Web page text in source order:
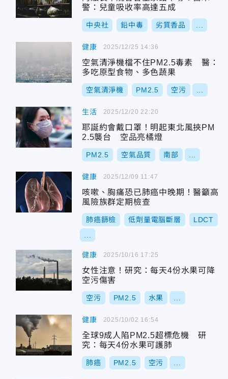
警：兒童吸收率高達五成
中央社 鉛中毒 劣質香品
健康
空氣清淨機檔不住PM2.5毒素 醫：
多吃原型食物、多色蔬果
空氣清淨機 PM2.5 空污
2025/12/25 14:36
生活
耶誕約會戴口罩！明起東北風挾PM
2.5襲台 空品亮橘燈
PM2.5 空氣品質 南部
2025/12/20 22:20
健康
咳嗽、胸痛恐已肺癌中晚期！醫籲高
風險族群定期檢查
肺癌篩檢 低劑量電腦斷層 LDCT
2025/12/09 11:47
健康
女性注意！研究：每天4份水果可降
空污傷害
空污 PM2.5 水果
2025/10/16 17:25
健康
全球9成人陷PM2.5超標危機 研
究：每天4份水果可護肺
肺癌 PM2.5 空污
2025/10/02 16:54